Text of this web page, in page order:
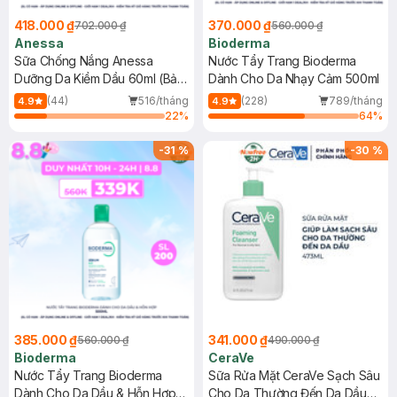
418.000 ₫702.000 ₫
Anessa
Sữa Chống Nắng Anessa
Dưỡng Da Kiềm Dầu 60ml (Bản
Mới)
4.9 (44)
516/tháng
22%
370.000 ₫560.000 ₫
Bioderma
Nước Tẩy Trang Bioderma
Dành Cho Da Nhạy Cảm 500ml
4.9 (228)
789/tháng
64%
-31%
385.000 ₫560.000 ₫
Bioderma
Nước Tẩy Trang Bioderma
Dành Cho Da Dầu & Hỗn Hợp
-30 %
341.000 ₫490.000 ₫
CeraVe
Sữa Rửa Mặt CeraVe Sạch Sâu
Cho Da Thường Đến Da Dầu